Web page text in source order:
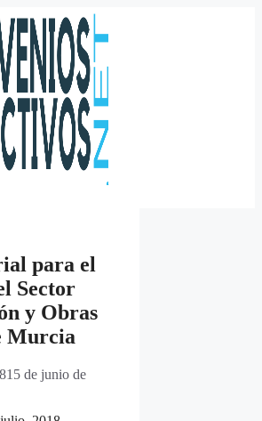
para el
Sector
y Obras
Murcia
15 de junio de